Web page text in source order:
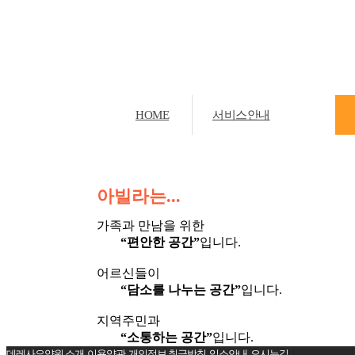
HOME 서비스안내
아빌라는...
가족과 만남을 위한
“편안한 공간”입니다.
어르신들이
“담소를 나누는 공간”입니다.
지역주민과
“소통하는 공간”입니다.